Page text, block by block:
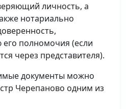
личность, а
нотариально
полномочия (если
через представителя).
документы можно
Черепаново одним из